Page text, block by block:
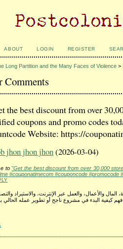
ABOUT LOGIN REGISTER
Long Partition and the Many Faces of Violence >
Comments
the best discount from over
coupons and promo codes
Website: https://
jhon jhon jhon(2026-03-04)
to "Get the best discount from over 30,000
#couponatimecom #couponcode #promocode
والأعمال، والعمل عبر الإنترنت، والاستيراد
كيفية البدء في مشروع ناجح أو تطوير عمله